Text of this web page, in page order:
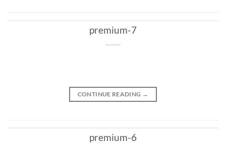
premium-7
CONTINUE READING →
premium-6